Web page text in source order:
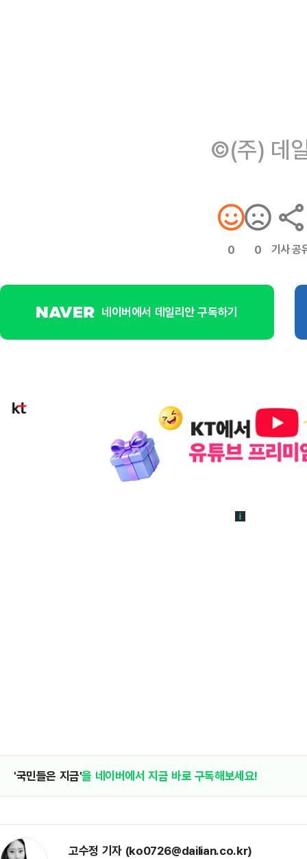
©(주) 데
0 0 기사 공
네이버에서 데일리안 구독하기
'국민들은 지금'을 네이버에서 지금 바로 구독해보세요!
고수정 기자 (ko0726@dailian.co.kr)